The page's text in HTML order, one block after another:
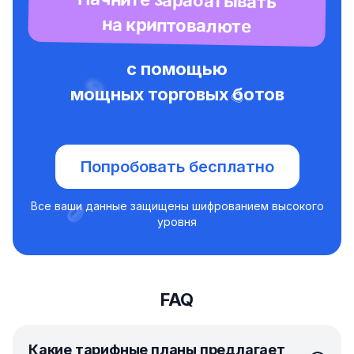
на криптовалюте
с помощью
мощных торговых ботов
Попробовать бесплатно
Все ваши данные защищены шифрованием высокого
уровня
FAQ
Какие тарифные планы предлагает